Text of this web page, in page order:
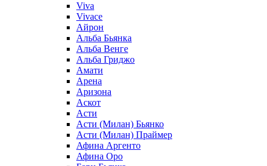
Viva
Vivace
Айрон
Альба Бьянка
Альба Венге
Альба Гриджо
Амати
Арена
Аризона
Аскот
Асти
Асти (Милан) Бьянко
Асти (Милан) Праймер
Афина Аргенто
Афина Оро